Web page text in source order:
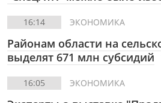
16:14 ЭКОНОМИКА
Районам области на
выделят 671 млн субсидий
16:05 ЭКОНОМИКА